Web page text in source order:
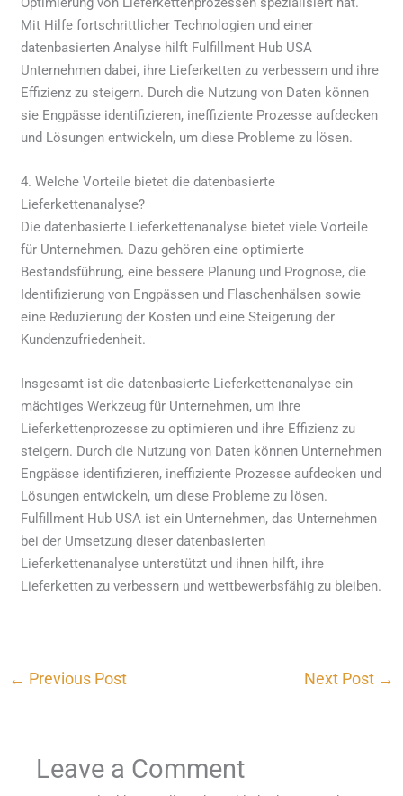
Mit Hilfe fortschrittlicher Technologien und einer
datenbasierten Analyse hilft Fulfillment Hub USA
Unternehmen dabei, ihre Lieferketten zu verbessern und ihre
Effizienz zu steigern. Durch die Nutzung von Daten können
sie Engpässe identifizieren, ineffiziente Prozesse aufdecken
und Lösungen entwickeln, um diese Probleme zu lösen.
4. Welche Vorteile bietet die datenbasierte
Lieferkettenanalyse?
Die datenbasierte Lieferkettenanalyse bietet viele Vorteile
für Unternehmen. Dazu gehören eine optimierte
Bestandsführung, eine bessere Planung und Prognose, die
Identifizierung von Engpässen und Flaschenhälsen sowie
eine Reduzierung der Kosten und eine Steigerung der
Kundenzufriedenheit.
Insgesamt ist die datenbasierte Lieferkettenanalyse ein
mächtiges Werkzeug für Unternehmen, um ihre
Lieferkettenprozesse zu optimieren und ihre Effizienz zu
steigern. Durch die Nutzung von Daten können Unternehmen
Engpässe identifizieren, ineffiziente Prozesse aufdecken und
Lösungen entwickeln, um diese Probleme zu lösen.
Fulfillment Hub USA ist ein Unternehmen, das Unternehmen
bei der Umsetzung dieser datenbasierten
Lieferkettenanalyse unterstützt und ihnen hilft, ihre
Lieferketten zu verbessern und wettbewerbsfähig zu bleiben.
← Previous Post Next Post →
Leave a Comment